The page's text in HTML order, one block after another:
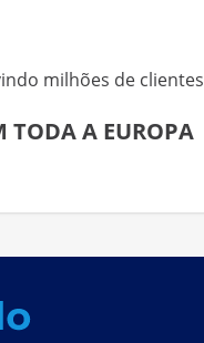
milhões de clientes
TODA A EUROPA